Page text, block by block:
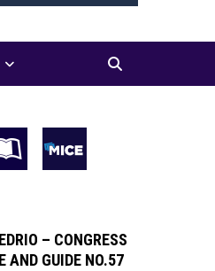
– CONGRESS
AND GUIDE NO.57